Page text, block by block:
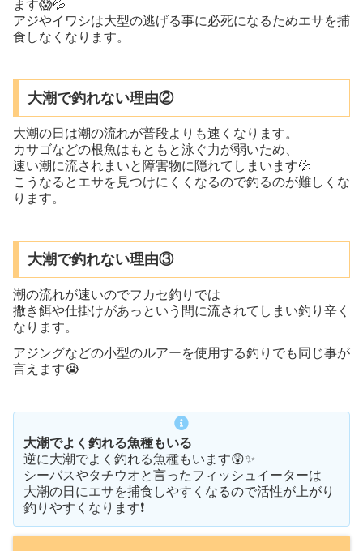
ます😱💦
アジやイワシは大型の逃げる事に必死になるためエサを捕
食しなくなります。
大潮で釣れない理由②
大潮の日は潮の流れが普段よりも速くなります。
カサゴなどの根魚はもともと泳ぐ力が弱いため、
速い潮に流されまいと障害物に隠れてしまいます💦
こうなるとエサを見つけにくくなるので釣るのが難しくな
ります。
大潮で釣れない理由③
潮の流れが速いのでフカセ釣りでは
撒き餌や仕掛けがあっという間に流されてしまい釣り辛く
なります。
アジングなどの小型のルアーを使用する釣りでも同じ事が
言えます😭
大潮でよく釣れる魚種もいる
逆に大潮でよく釣れる魚種もいます😲✨
シーバスやタチウオと言ったフィッシュイーターは
大潮の日にエサを捕食しやすくなるので活性が上がり
釣りやすくなります❗